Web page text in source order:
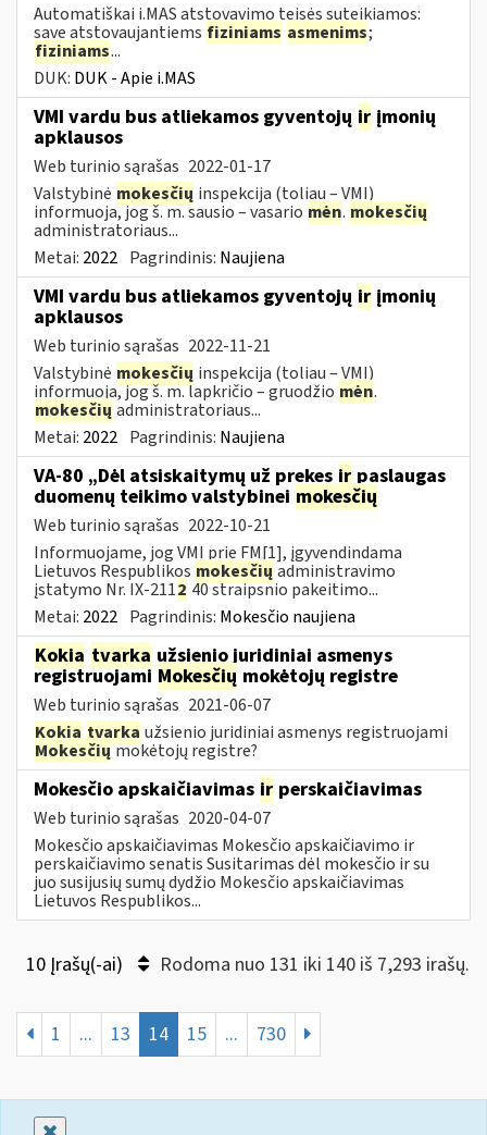
Automatiškai i.MAS atstovavimo teisės suteikiamos:
save atstovaujantiems fiziniams asmenims;
fiziniams...
DUK: DUK - Apie i.MAS
VMI vardu bus atliekamos gyventojų ir įmonių
apklausos
Web turinio sąrašas 2022-01-17
Valstybinė mokesčių inspekcija (toliau – VMI)
informuoja, jog š. m. sausio – vasario mėn. mokesčių
administratoriaus...
Metai: 2022 Pagrindinis: Naujiena
VMI vardu bus atliekamos gyventojų ir įmonių
apklausos
Web turinio sąrašas 2022-11-21
Valstybinė mokesčių inspekcija (toliau – VMI)
informuoja, jog š. m. lapkričio – gruodžio mėn.
mokesčių administratoriaus...
Metai: 2022 Pagrindinis: Naujiena
VA-80 „Dėl atsiskaitymų už prekes ir paslaugas
duomenų teikimo valstybinei mokesčių
Web turinio sąrašas 2022-10-21
Informuojame, jog VMI prie FM[1], įgyvendindama
Lietuvos Respublikos mokesčių administravimo
įstatymo Nr. IX-2112 40 straipsnio pakeitimo...
Metai: 2022 Pagrindinis: Mokesčio naujiena
Kokia tvarka užsienio juridiniai asmenys
registruojami Mokesčių mokėtojų registre
Web turinio sąrašas 2021-06-07
Kokia tvarka užsienio juridiniai asmenys registruojami
Mokesčiųmokėtojų registre?
Mokesčio apskaičiavimas ir perskaičiavimas
Web turinio sąrašas 2020-04-07
Mokesčio apskaičiavimas Mokesčio apskaičiavimo ir
perskaičiavimo senatis Susitarimas dėl mokesčio ir su
juo susijusių sumų dydžio Mokesčio apskaičiavimas
Lietuvos Respublikos...
10 Įrašų(-ai) Rodoma nuo 131 iki 140 iš 7,293 irašų.
1 ... 13 14 15 ... 730